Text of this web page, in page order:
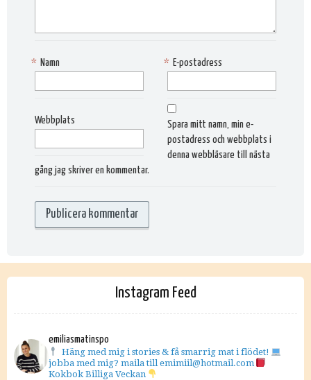
Namn
* E-postadress
*
Webbplats
Spara mitt namn, min e-
postadress och webbplats i
denna webbläsare till nästa
gång jag skriver en kommentar.
Instagram Feed
emiliasmatinspo
Häng med mig i stories & få smarrig mat i flödet!
jobba med mig? maila till emimiil@hotmail.com
Kokbok Billiga Veckan